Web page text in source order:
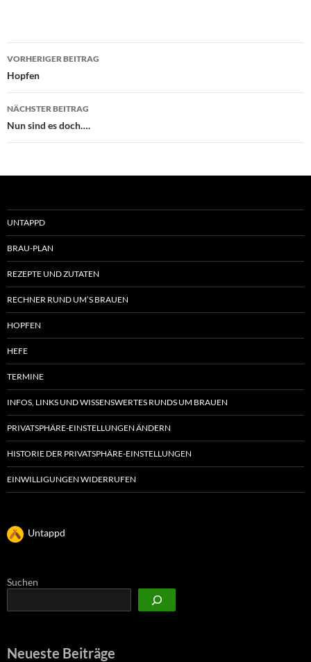
Beitragsnavigation
VORHERIGER BEITRAG
Hopfen
NÄCHSTER BEITRAG
Nun sind es doch….
UNTAPPD
BRAU-PLAN
REZEPTE UND ZUTATEN
RECHNER RUND UM’S BRAUEN
HOPFEN
HEFE
TERMINE
INFOS, LINKS UND WISSENSWERTES RUNDS UM BRAUEN
PRIVATSPHÄRE-EINSTELLUNGEN ÄNDERN
HISTORIE DER PRIVATSPHÄRE-EINSTELLUNGEN
EINWILLIGUNGEN WIDERRUFEN
Untappd
Suchen
Neueste Beiträge